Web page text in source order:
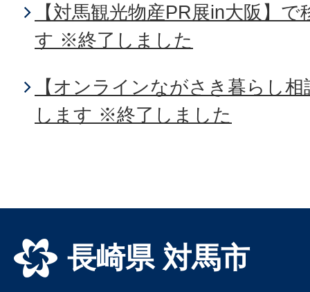
【対馬観光物産PR展in大阪】
す ※終了しました
【オンラインながさき暮らし
します ※終了しました
長崎県 対馬市